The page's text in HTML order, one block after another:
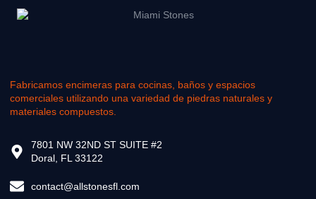
Fabricamos encimeras para cocinas, baños y espacios
comerciales utilizando una variedad de piedras naturales y
materiales compuestos.
7801 NW 32ND ST SUITE #2
Doral, FL 33122
contact@allstonesfl.com